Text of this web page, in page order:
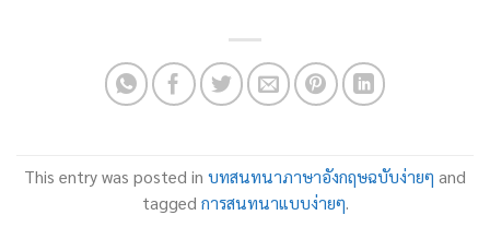
This entry was posted in บทสนทนาภาษาอังกฤษฉบับง่ายๆ and
tagged การสนทนาแบบง่ายๆ.